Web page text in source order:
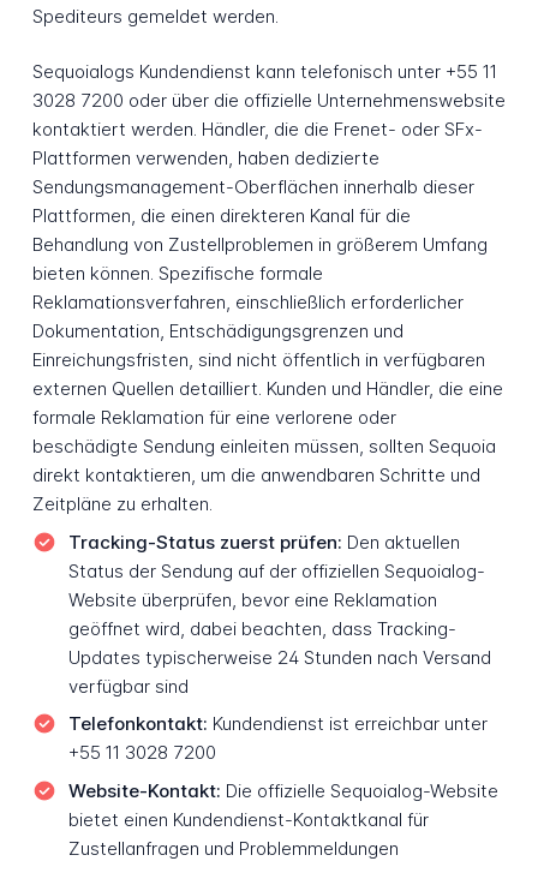
Spediteurs gemeldet werden.
Sequoialogs Kundendienst kann telefonisch unter +55 11
3028 7200 oder über die offizielle Unternehmenswebsite
kontaktiert werden. Händler, die die Frenet- oder SFx-
Plattformen verwenden, haben dedizierte
Sendungsmanagement-Oberflächen innerhalb dieser
Plattformen, die einen direkteren Kanal für die
Behandlung von Zustellproblemen in größerem Umfang
bieten können. Spezifische formale
Reklamationsverfahren, einschließlich erforderlicher
Dokumentation, Entschädigungsgrenzen und
Einreichungsfristen, sind nicht öffentlich in verfügbaren
externen Quellen detailliert. Kunden und Händler, die eine
formale Reklamation für eine verlorene oder
beschädigte Sendung einleiten müssen, sollten Sequoia
direkt kontaktieren, um die anwendbaren Schritte und
Zeitpläne zu erhalten.
Tracking-Status zuerst prüfen: Den aktuellen
Status der Sendung auf der offiziellen Sequoialog-
Website überprüfen, bevor eine Reklamation
geöffnet wird, dabei beachten, dass Tracking-
Updates typischerweise 24 Stunden nach Versand
verfügbar sind
Telefonkontakt: Kundendienst ist erreichbar unter
+55 11 3028 7200
Website-Kontakt: Die offizielle Sequoialog-Website
bietet einen Kundendienst-Kontaktkanal für
Zustellanfragen und Problemmeldungen